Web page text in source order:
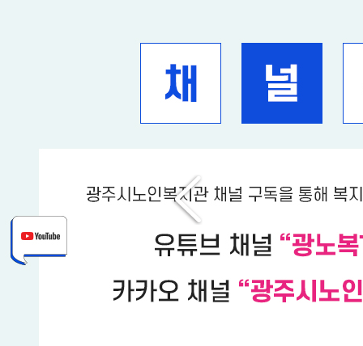
건강생활지원사업
사회참여 및 증진사업
오포센터(분관)